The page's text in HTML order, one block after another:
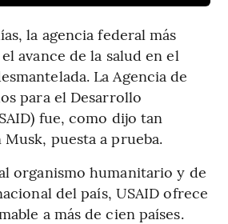
la agencia federal más
avance de la salud en el
La Agencia de
para el Desarrollo
fue, como dijo tan
puesta a prueba.
organismo humanitario y de
del país, USAID ofrece
a más de cien países.